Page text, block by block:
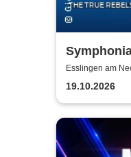
Rebels Of
Esslingen am
19.10.2026